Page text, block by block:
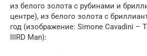
из белого золота с рубинами и
центре), из белого золота с
год (изображение: Simone Cavadini –
IIIRD Man):